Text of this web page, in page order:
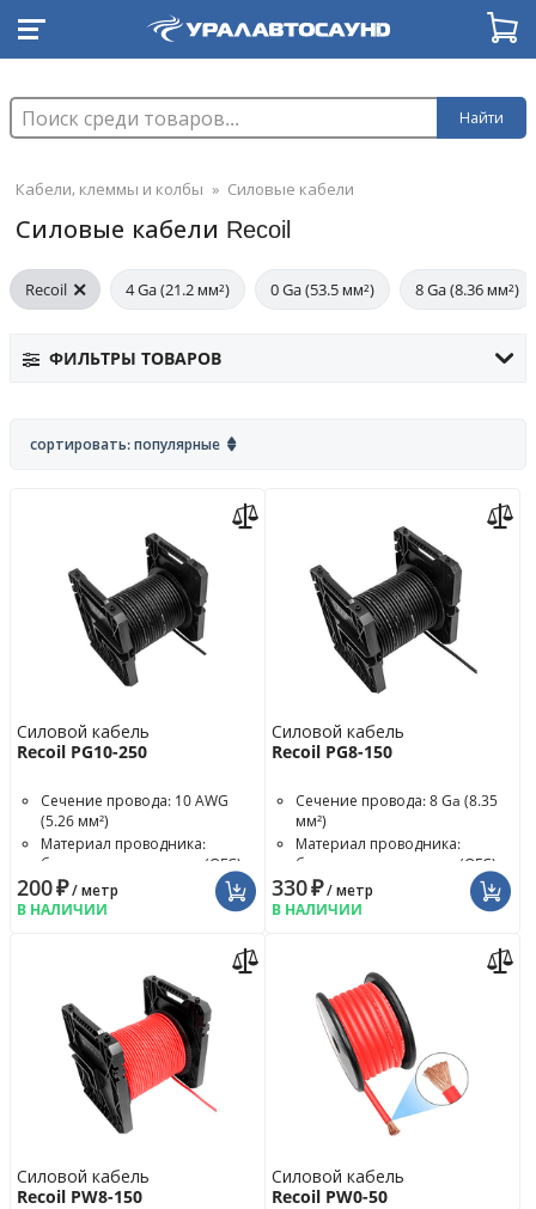
Найти
Кабели, клеммы и колбы » Силовые кабели
Силовые кабели Recoil
Recoil 4 Ga (21.2 мм²) 0 Ga (53.5 мм²) 8 Ga (8.36 мм²)
ФИЛЬТРЫ ТОВАРОВ
сортировать: популярные
Силовой кабель
Recoil PG10-250
Сечение провода: 10 AWG
(5.26 мм²)
Материал проводника:
бескислородная медь (OFC)
200₽/ метр
В НАЛИЧИИ
Силовой кабель
Recoil PG8-150
Сечение провода: 8 Ga (8.35
мм²)
Материал проводника:
бескислородная медь (OFC)
330₽/ метр
В НАЛИЧИИ
Силовой кабель
Recoil PW8-150
Силовой кабель
Recoil PW0-50